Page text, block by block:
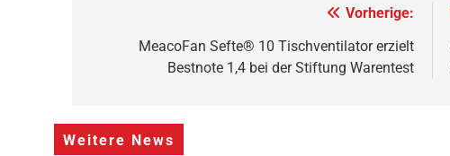
Vorherige:
MeacoFan Sefte® 10 Tischventilator erzielt
Bestnote 1,4 bei der Stiftung Warentest
Weitere News